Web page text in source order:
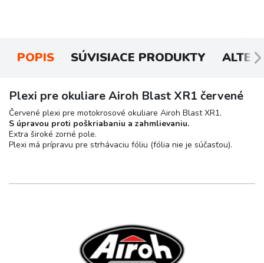
POPIS SÚVISIACE PRODUKTY
Plexi pre okuliare Airoh Blast XR1 červené
Červené plexi pre motokrosové okuliare Airoh Blast XR1.
S úpravou proti poškriabaniu a zahmlievaniu.
Extra široké zorné pole.
Plexi má prípravu pre strhávaciu fóliu (fólia nie je súčasťou).